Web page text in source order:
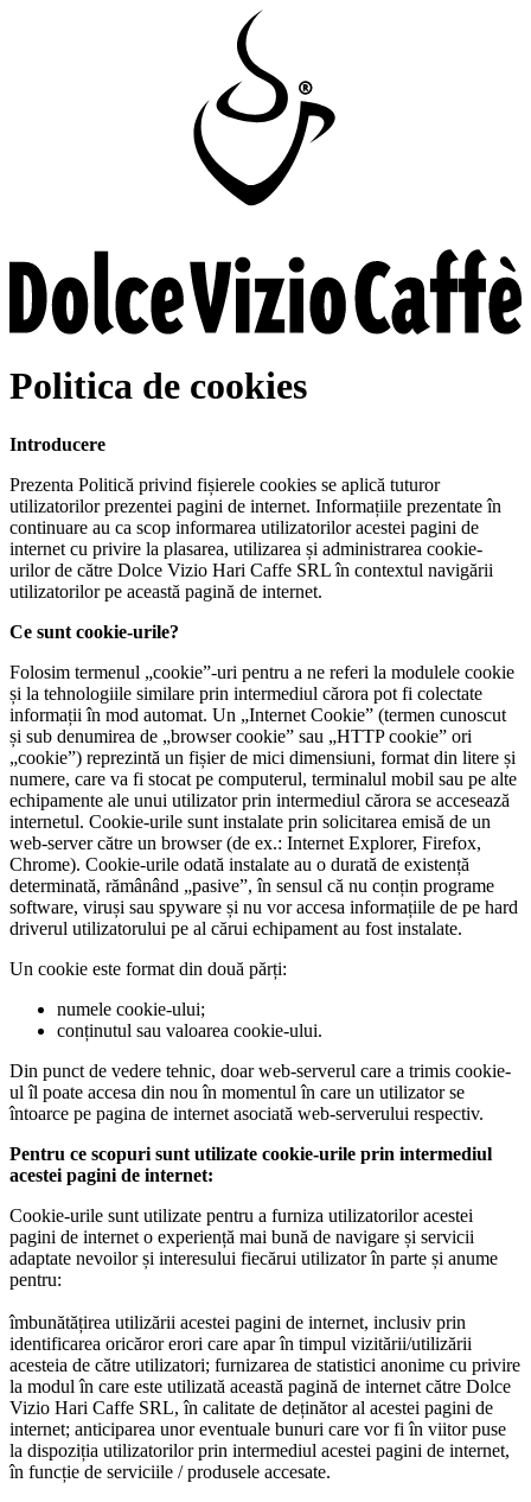
Politica de cookies
Introducere
Prezenta Politică privind fișierele cookies se aplică tuturor
utilizatorilor prezentei pagini de internet. Informațiile prezentate în
continuare au ca scop informarea utilizatorilor acestei pagini de
internet cu privire la plasarea, utilizarea și administrarea cookie-
urilor de către Dolce Vizio Hari Caffe SRL în contextul navigării
utilizatorilor pe această pagină de internet.
Ce sunt cookie-urile?
Folosim termenul „cookie”-uri pentru a ne referi la modulele cookie
și la tehnologiile similare prin intermediul cărora pot fi colectate
informații în mod automat. Un „Internet Cookie” (termen cunoscut
și sub denumirea de „browser cookie” sau „HTTP cookie” ori
„cookie”) reprezintă un fișier de mici dimensiuni, format din litere și
numere, care va fi stocat pe computerul, terminalul mobil sau pe alte
echipamente ale unui utilizator prin intermediul cărora se accesează
internetul. Cookie-urile sunt instalate prin solicitarea emisă de un
web-server către un browser (de ex.: Internet Explorer, Firefox,
Chrome). Cookie-urile odată instalate au o durată de existență
determinată, rămânând „pasive”, în sensul că nu conțin programe
software, viruși sau spyware și nu vor accesa informațiile de pe hard
driverul utilizatorului pe al cărui echipament au fost instalate.
Un cookie este format din două părți:
numele cookie-ului;
conținutul sau valoarea cookie-ului.
Din punct de vedere tehnic, doar web-serverul care a trimis cookie-
ul îl poate accesa din nou în momentul în care un utilizator se
întoarce pe pagina de internet asociată web-serverului respectiv.
Pentru ce scopuri sunt utilizate cookie-urile prin intermediul
acestei pagini de internet:
Cookie-urile sunt utilizate pentru a furniza utilizatorilor acestei
pagini de internet o experiență mai bună de navigare și servicii
adaptate nevoilor și interesului fiecărui utilizator în parte și anume
pentru:
îmbunătățirea utilizării acestei pagini de internet, inclusiv prin
identificarea oricăror erori care apar în timpul vizitării/utilizării
acesteia de către utilizatori; furnizarea de statistici anonime cu privire
la modul în care este utilizată această pagină de internet către Dolce
Vizio Hari Caffe SRL, în calitate de deținător al acestei pagini de
internet; anticiparea unor eventuale bunuri care vor fi în viitor puse
la dispoziția utilizatorilor prin intermediul acestei pagini de internet,
în funcție de serviciile / produsele accesate.